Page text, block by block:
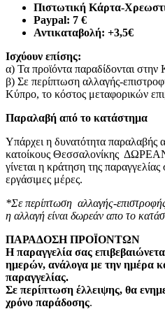
Πιστωτική Κάρτα-
Paypal: 7 €
Αντικαταβολή: +3,5€
Ισχύουν επίσης:
α) Τα προϊόντα παραδίδονται
β) Σε περίπτωση αλλαγής-
Κύπρο, το κόστος μεταφορικών
Παραλαβή από το κατάστημα
Υπάρχει η δυνατότητα παραλαβής
κατοίκους Θεσσαλονίκης
γίνεται η κράτηση της
εργάσιμες μέρες.
*Σε περίπτωση αλλαγής-
η αλλαγή είναι δωρεάν απο το
ΠΑΡΑΔΟΣΗ ΠΡΟΪΟΝΤΩΝ
Η παραγγελία σας
ημερών, ανάλογα με την ημέρα
παραγγελίας.
Σε περίπτωση έλλειψης, θα
χρόνο παράδοσης.